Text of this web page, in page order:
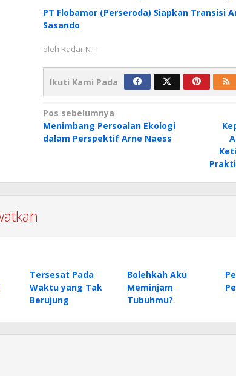
PT Flobamor (Perseroda) Siapkan Transisi
Sasando
oleh Radar NTT
Ikuti Kami Pada
Navigasi
pos
Pos sebelumnya
Menimbang Persoalan Ekologi
dalam Perspektif Arne Naess
Tersesat Pada
Waktu yang Tak
Berujung
Bolehkah Aku
Meminjam
Tubuhmu?